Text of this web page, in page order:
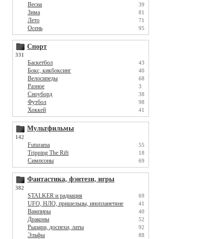
Весна 39
Зима 81
Лето 71
Осень 95
Спорт
331
Баскетбол 43
Бокс, кикбоксинг 40
Велосипеды 68
Разное 3
Сноуборд 38
Футбол 98
Хоккей 41
Мультфильмы
142
Futurama 55
Tripping The Rift 18
Симпсоны 69
Фантастика, фэнтези, игры
382
STALKER и радиация 69
UFO, НЛО, пришельцы, инопланетяне 41
Вампиры 40
Драконы 52
Рыцари, доспехи, латы 92
Эльфы 88